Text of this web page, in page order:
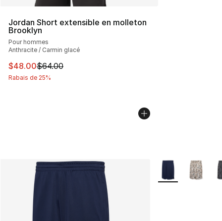
Jordan Short extensible en molleton
Brooklyn
Pour hommes
Anthracite / Carmin glacé
Cet article est en solde. Le prix est passé de $64.00 à
$48.00$64.00
Rabais de 25%
Plus de couleurs